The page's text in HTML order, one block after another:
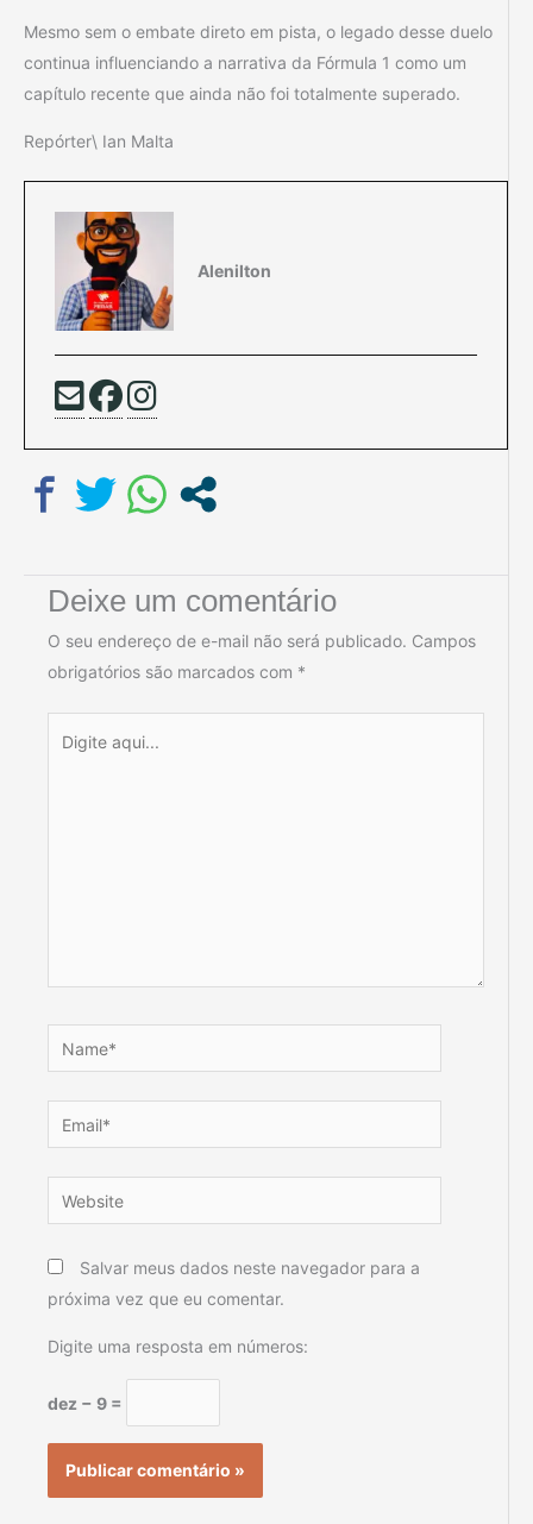
Mesmo sem o embate direto em pista, o legado desse duelo
continua influenciando a narrativa da Fórmula 1 como um
capítulo recente que ainda não foi totalmente superado.
Repórter\ Ian Malta
Alenilton
Deixe um comentário
O seu endereço de e-mail não será publicado. Campos
obrigatórios são marcados com *
aqui...
Email*
Website
Salvar meus dados neste navegador para a
próxima vez que eu comentar.
Digite uma resposta em números:
dez − 9 =